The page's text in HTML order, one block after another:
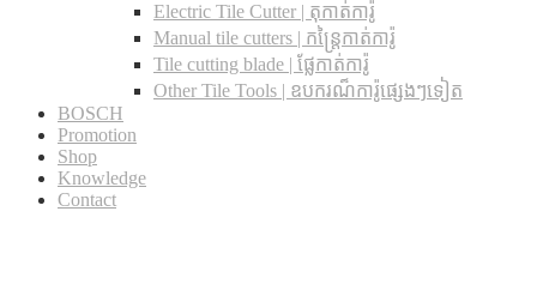
Electric Tile Cutter | តុកាត់ការ៉ូ
Manual tile cutters | កន្ត្រៃកាត់ការ៉ូ
Tile cutting blade | ផ្លែកាត់ការ៉ូ
Other Tile Tools | ឧបករណ៏ការ៉ូផ្សេងៗទៀត
BOSCH
Promotion
Shop
Knowledge
Contact